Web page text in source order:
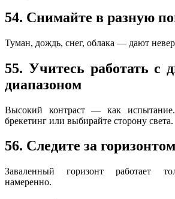
54. Снимайте в разную
Туман, дождь, снег, облака — дают
55. Учитесь работать с
диапазоном
Высокий контраст — как
брекетинг или выбирайте сторону света.
56. Следите за горизонтом
Заваленный горизонт работает
намеренно.